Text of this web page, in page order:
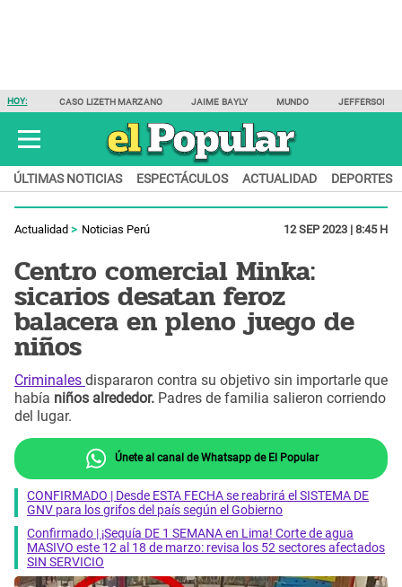
HOY: CASO LIZETH MARZANO JAIME BAYLY MUNDO JEFFERSON
ÚLTIMAS NOTICIAS ESPECTÁCULOS ACTUALIDAD DEPORTES
Actualidad Noticias Perú 12 SEP 2023 | 8:45 H
Centro comercial Minka:
sicarios desatan feroz
balacera en pleno juego de
niños
Criminales dispararon contra su objetivo sin importarle que
había niños alrededor. Padres de familia salieron corriendo
del lugar.
Únete al canal de Whatsapp de El Popular
CONFIRMADO | Desde ESTA FECHA se reabrirá el SISTEMA DE
GNV para los grifos del país según el Gobierno
Confirmado | ¡Sequía DE 1 SEMANA en Lima! Corte de agua
MASIVO este 12 al 18 de marzo: revisa los 52 sectores afectados
SIN SERVICIO